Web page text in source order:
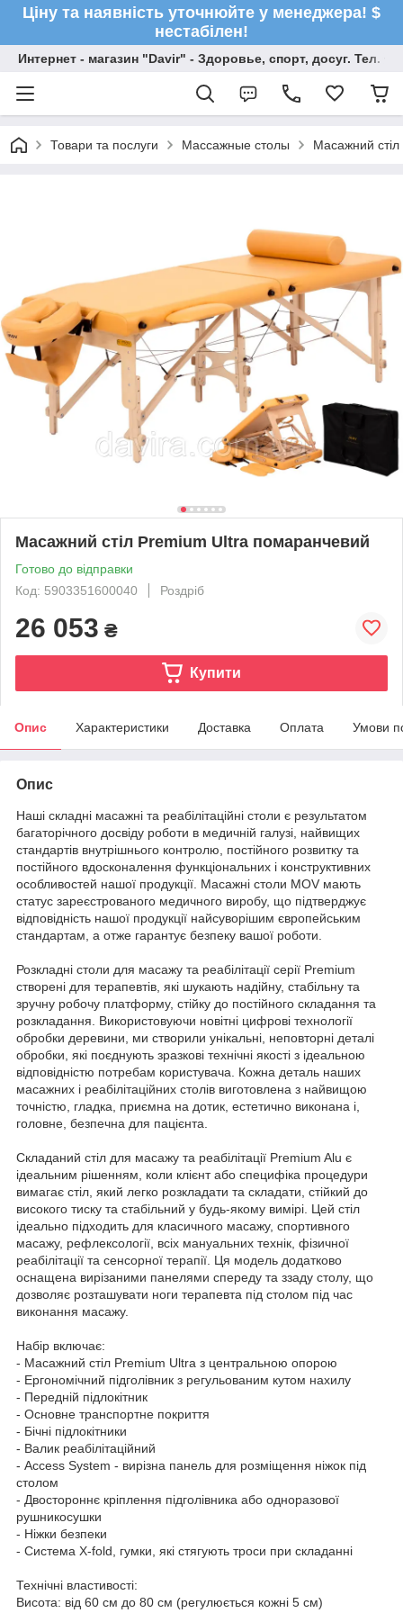
Ціну та наявність уточнюйте у менеджера! $
нестабілен!
Интернет - магазин "Davir" - Здоровье, спорт, досуг. Тел.
Товари та послуги Массажные столы Масажний
Масажний стіл Premium Ultra помаранчевий
Готово до відправки
Код: 5903351600040
Роздріб
26 053 ₴
Купити
Опис Характеристики Доставка Оплата Умови
Опис
Наші складні масажні та реабілітаційні столи є результатом
багаторічного досвіду роботи в медичній галузі, найвищих
стандартів внутрішнього контролю, постійного розвитку та
постійного вдосконалення функціональних і конструктивних
особливостей нашої продукції. Масажні столи MOV мають
статус зареєстрованого медичного виробу, що підтверджує
відповідність нашої продукції найсуворішим європейським
стандартам, а отже гарантує безпеку вашої роботи.
Розкладні столи для масажу та реабілітації серії Premium
створені для терапевтів, які шукають надійну, стабільну та
зручну робочу платформу, стійку до постійного складання та
розкладання. Використовуючи новітні цифрові технології
обробки деревини, ми створили унікальні, неповторні деталі
обробки, які поєднують зразкові технічні якості з ідеальною
відповідністю потребам користувача. Кожна деталь наших
масажних і реабілітаційних столів виготовлена ​​з найвищою
точністю, гладка, приємна на дотик, естетично виконана і,
головне, безпечна для пацієнта.
Складаний стіл для масажу та реабілітації Premium Alu є
ідеальним рішенням, коли клієнт або специфіка процедури
вимагає стіл, який легко розкладати та складати, стійкий до
високого тиску та стабільний у будь-якому вимірі. Цей стіл
ідеально підходить для класичного масажу, спортивного
масажу, рефлексології, всіх мануальних технік, фізичної
реабілітації та сенсорної терапії. Ця модель додатково
оснащена вирізаними панелями спереду та ззаду столу, що
дозволяє розташувати ноги терапевта під столом під час
виконання масажу.
Набір включає:
- Масажний стіл Premium Ultra з центральною опорою
- Ергономічний підголівник з регульованим кутом нахилу
- Передній підлокітник
- Основне транспортне покриття
- Бічні підлокітники
- Валик реабілітаційний
- Access System - вирізна панель для розміщення ніжок під
столом
- Двостороннє кріплення підголівника або одноразової
рушникосушки
- Ніжки безпеки
- Система X-fold, гумки, які стягують троси при складанні
Технічні властивості:
Висота: від 60 см до 80 см (регулюється кожні 5 см)